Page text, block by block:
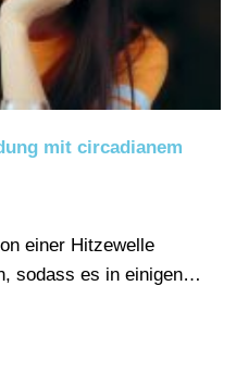
mit circadianem
einer Hitzewelle
sodass es in einigen…